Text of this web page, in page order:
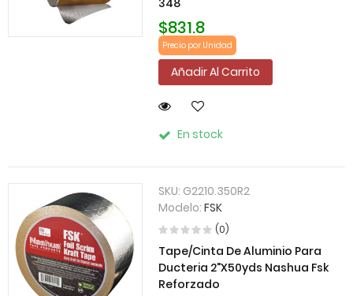
$831.8
Precio por Unidad
Añadir Al Carrito
En stock
SKU: G2210.350R2
Modelo:FSK
(0)
Tape/Cinta De Aluminio Para
Ducteria 2"X50yds Nashua Fsk
Reforzado